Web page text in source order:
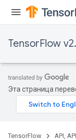
TensorFlow
Эта страница
TensorFlow API, API